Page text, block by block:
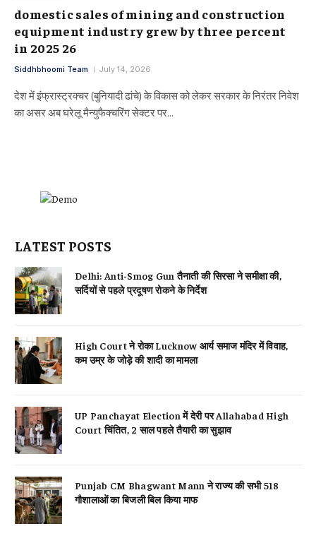
domestic sales of mining and construction
equipment industry grew by three percent
in 2025 26
Siddhbhoomi Team July 14, 2026
देश में इंफ्रास्ट्रक्चर (बुनियादी ढांचे) के विकास को लेकर सरकार के निरंतर निवेश
का असर अब घरेलू मैन्युफैक्चरिंग सेक्टर पर…
LATEST POSTS
Delhi: Anti-Smog Gun तैनाती की सिरसा ने समीक्षा की,
सर्दियों से पहले प्रदूषण रोकने के निर्देश
High Court ने रोका Lucknow आर्य समाज मंदिर में विवाह,
कम उम्र के जोड़े की शादी का मामला
UP Panchayat Election में देरी पर Allahabad High
Court चिंतित, 2 साल पहले तैयारी का सुझाव
Punjab CM Bhagwant Mann ने राज्य की सभी 518
गौशालाओं का बिजली बिल किया माफ